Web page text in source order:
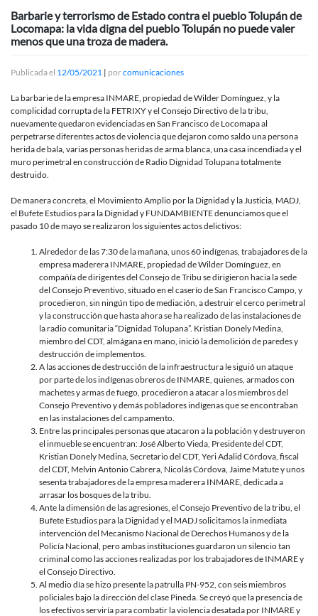
Barbarie y terrorismo de Estado contra el pueblo Tolupán de
Locomapa: la vida digna del pueblo Tolupán no puede valer
menos que una troza de madera.
Publicada el 12/05/2021 | porcomunicaciones
La barbarie de la empresa INMARE, propiedad de Wilder Domínguez, y la
complicidad corrupta de la FETRIXY y el Consejo Directivo de la tribu,
nuevamente quedaron evidenciadas en San Francisco de Locomapa al
perpetrarse diferentes actos de violencia que dejaron como saldo una persona
herida de bala, varias personas heridas de arma blanca, una casa incendiada y el
muro perimetral en construcción de Radio Dignidad Tolupana totalmente
destruido.
De manera concreta, el Movimiento Amplio por la Dignidad y la Justicia, MADJ,
el Bufete Estudios para la Dignidad y FUNDAMBIENTE denunciamos que el
pasado 10 de mayo se realizaron los siguientes actos delictivos:
Alrededor de las 7:30 de la mañana, unos 60 indígenas, trabajadores de la
empresa maderera INMARE, propiedad de Wilder Domínguez, en
compañía de dirigentes del Consejo de Tribu se dirigieron hacia la sede
del Consejo Preventivo, situado en el caserío de San Francisco Campo, y
procedieron, sin ningún tipo de mediación, a destruir el cerco perimetral
y la construcción que hasta ahora se ha realizado de las instalaciones de
la radio comunitaria “Dignidad Tolupana”. Kristian Donely Medina,
miembro del CDT, almágana en mano, inició la demolición de paredes y
destrucción de implementos.
A las acciones de destrucción de la infraestructura le siguió un ataque
por parte de los indígenas obreros de INMARE, quienes, armados con
machetes y armas de fuego, procedieron a atacar a los miembros del
Consejo Preventivo y demás pobladores indígenas que se encontraban
en las instalaciones del campamento.
Entre las principales personas que atacaron a la población y destruyeron
el inmueble se encuentran: José Alberto Vieda, Presidente del CDT,
Kristian Donely Medina, Secretario del CDT, Yeri Adalid Córdova, fiscal
del CDT, Melvin Antonio Cabrera, Nicolás Córdova, Jaime Matute y unos
sesenta trabajadores de la empresa maderera INMARE, dedicada a
arrasar los bosques de la tribu.
Ante la dimensión de las agresiones, el Consejo Preventivo de la tribu, el
Bufete Estudios para la Dignidad y el MADJ solicitamos la inmediata
intervención del Mecanismo Nacional de Derechos Humanos y de la
Policía Nacional, pero ambas instituciones guardaron un silencio tan
criminal como las acciones realizadas por los trabajadores de INMARE y
el Consejo Directivo.
Al medio día se hizo presente la patrulla PN-952, con seis miembros
policiales bajo la dirección del clase Pineda. Se creyó que la presencia de
los efectivos serviría para combatir la violencia desatada por INMARE y